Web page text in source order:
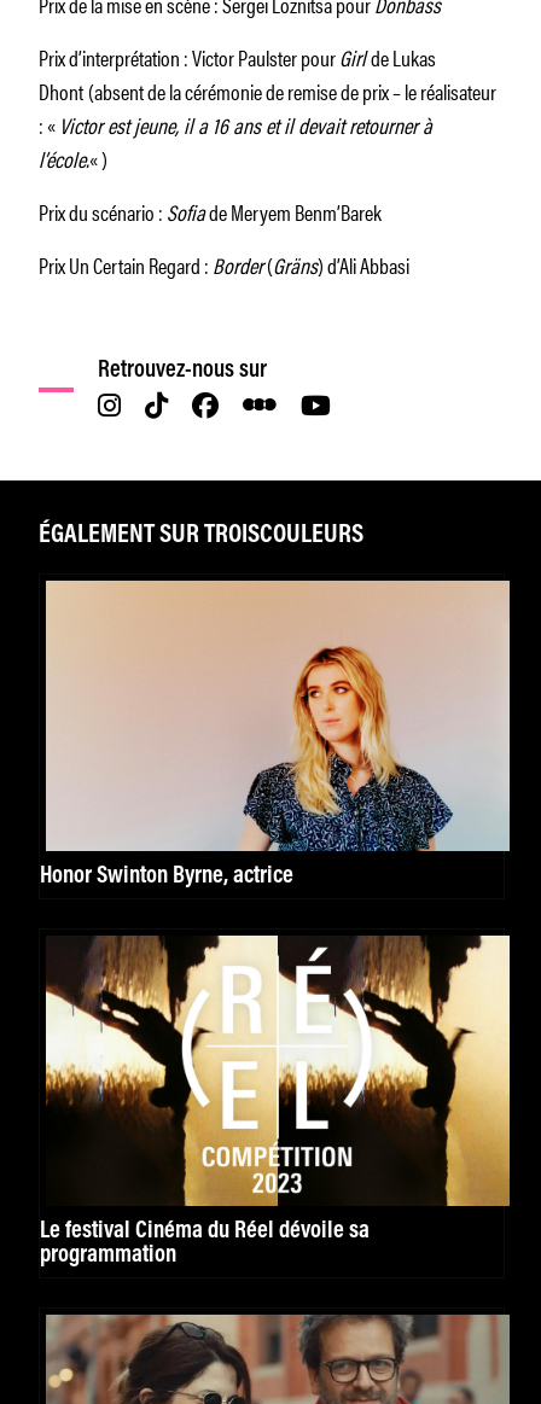
Prix d’interprétation : Victor Paulster pourGirlde Lukas
Dhont(absent de la cérémonie de remise de prix – le réalisateur
: « Victor est jeune, il a 16 ans et il devait retourner à
l’école.« )
Prix du scénario :Sofiade Meryem Benm’Barek
Prix Un Certain Regard :Border(Gräns) d’Ali Abbasi
Retrouvez-nous sur
ÉGALEMENT SUR TROISCOULEURS
Honor Swinton Byrne, actrice
Le festival Cinéma du Réel dévoile sa
programmation